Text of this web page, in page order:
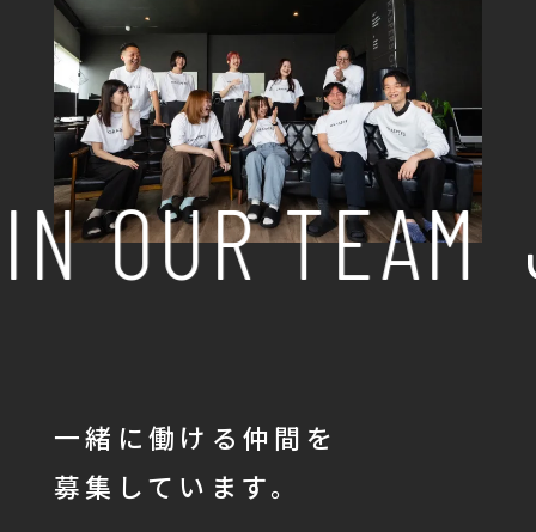
OUR TEAM
一緒に働ける仲間を
募集しています。